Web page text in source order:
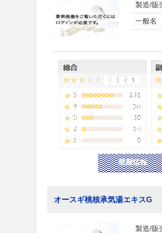
製造/販
一般名
オースギ桃核承気湯エキスG
製造/販